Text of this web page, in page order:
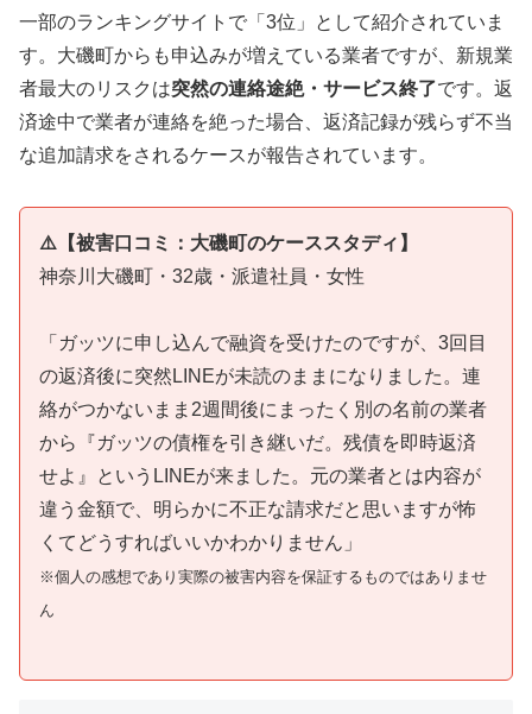
一部のランキングサイトで「3位」として紹介されていま
す。大磯町からも申込みが増えている業者ですが、新規業
者最大のリスクは突然の連絡途絶・サービス終了です。返
済途中で業者が連絡を絶った場合、返済記録が残らず不当
な追加請求をされるケースが報告されています。
⚠️【被害口コミ：大磯町のケーススタディ】
神奈川大磯町・32歳・派遣社員・女性
「ガッツに申し込んで融資を受けたのですが、3回目
の返済後に突然LINEが未読のままになりました。連
絡がつかないまま2週間後にまったく別の名前の業者
から『ガッツの債権を引き継いだ。残債を即時返済
せよ』というLINEが来ました。元の業者とは内容が
違う金額で、明らかに不正な請求だと思いますが怖
くてどうすればいいかわかりません」
※個人の感想であり実際の被害内容を保証するものではありませ
ん